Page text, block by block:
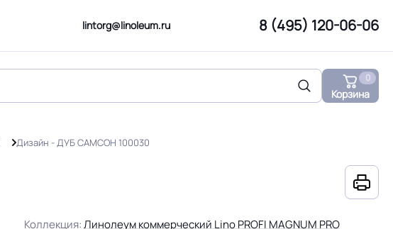
lintorg@linoleum.ru 8 (495) 120-06-06
Корзина
0
Дизайн - ДУБ САМСОН 100030
Коллекция:Линолеум коммерческий Lino PROFI MAGNUM PRO